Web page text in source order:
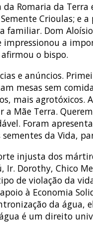
Romaria da
Crioulas; e
familiar. Dom
impressionou a
o bispo.
e anúncios.
mesas sem
mais agrotóxicos.
a Mãe Terra.
Foram
da Vida,
injusta dos
Ir. Dorothy, Chico
de violação da
à Economia
da água,
é um direito